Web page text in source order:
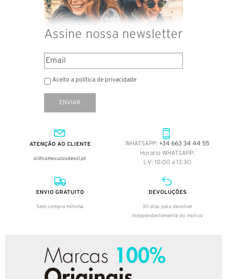
Assine nossa newsletter
Aceito a política de privacidade
ENVIAR
ATENÇÃO AO CLIENTE
oi@comoculosdesol.pt
WHATSAPP: +34 663 34 44 55
Horario WHATSAPP:
L-V: 10:00 a 13:30
ENVIO GRATUITO
Sem compra mínima
DEVOLUÇÕES
30 dias para devolver
independentemente do motivo